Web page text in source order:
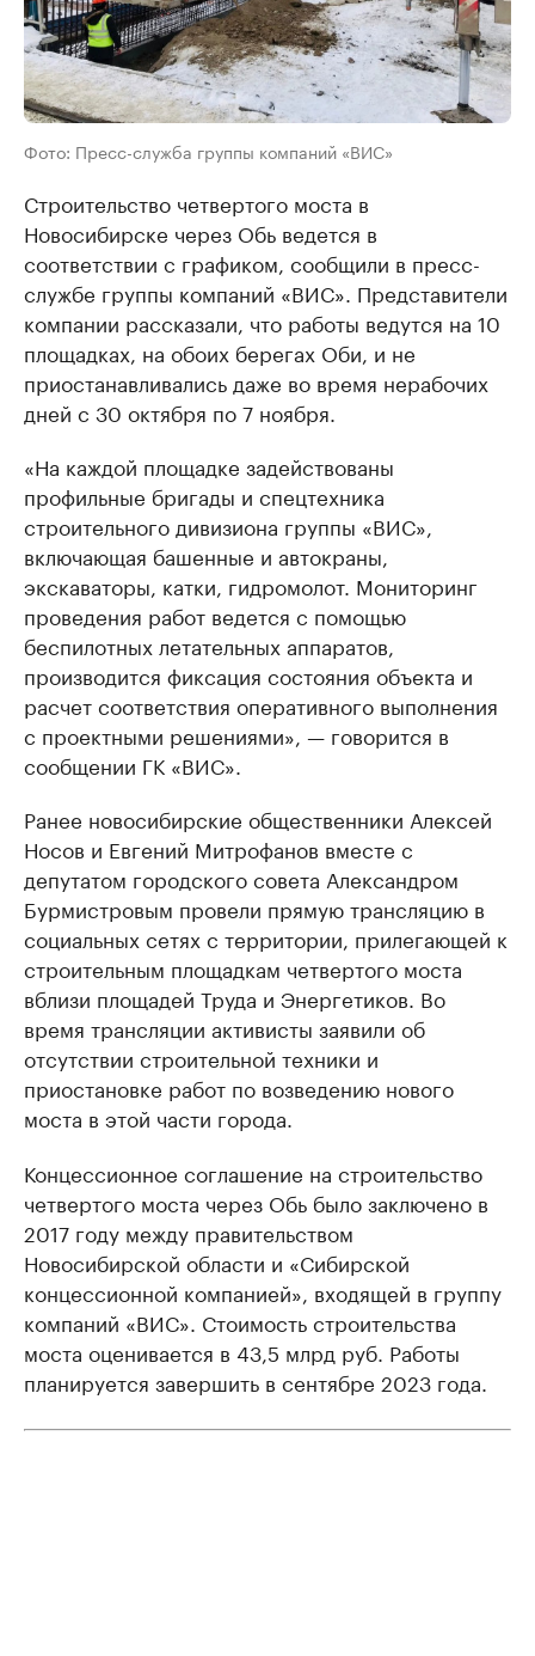
Фото: Пресс-служба группы компаний «ВИС»
Строительство четвертого моста в
Новосибирске через Обь ведется в
соответствии с графиком, сообщили в пресс-
службе группы компаний «ВИС». Представители
компании рассказали, что работы ведутся на 10
площадках, на обоих берегах Оби, и не
приостанавливались даже во время нерабочих
дней с 30 октября по 7 ноября.
«На каждой площадке задействованы
профильные бригады и спецтехника
строительного дивизиона группы «ВИС»,
включающая башенные и автокраны,
экскаваторы, катки, гидромолот. Мониторинг
проведения работ ведется с помощью
беспилотных летательных аппаратов,
производится фиксация состояния объекта и
расчет соответствия оперативного выполнения
с проектными решениями», — говорится в
сообщении ГК «ВИС».
Ранее новосибирские общественники Алексей
Носов и Евгений Митрофанов вместе с
депутатом городского совета Александром
Бурмистровым провели прямую трансляцию в
социальных сетях с территории, прилегающей к
строительным площадкам четвертого моста
вблизи площадей Труда и Энергетиков. Во
время трансляции активисты заявили об
отсутствии строительной техники и
приостановке работ по возведению нового
моста в этой части города.
Концессионное соглашение на строительство
четвертого моста через Обь было заключено в
2017 году между правительством
Новосибирской области и «Сибирской
концессионной компанией», входящей в группу
компаний «ВИС». Стоимость строительства
моста оценивается в 43,5 млрд руб. Работы
планируется завершить в сентябре 2023 года.